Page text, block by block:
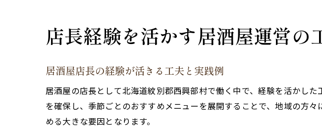
西興部村で地域と歩
居酒屋が地域と
居酒屋が地域イ
地域資源を活
店長経験を活かす居酒屋運営の
居酒屋店長の経験が活きる工夫と実践例
居酒屋の店長として北海道紋別郡西興部村で働く中で、経験を活かし
を確保し、季節ごとのおすすめメニューを展開することで、地域の方
める大きな要因となります。